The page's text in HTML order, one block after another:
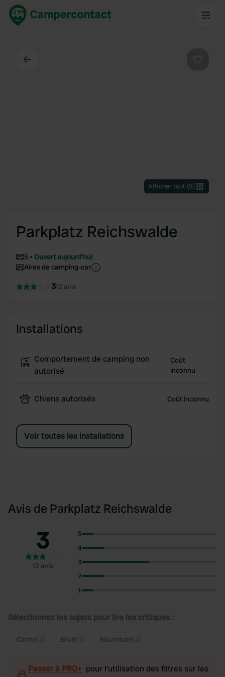
Afficher tout(5)
Parkplatz Reichswalde
5
Ouvert aujourd'hui
Aires de camping-car
312 avis
Installations
Comportement de camping non
autorisé
Coût
inconnu
Chiens autorisés Coût inconnu
Voir toutes les installations
Avis de Parkplatz Reichswalde
3
12 avis
5
4
3
2
1
Sélectionnez les sujets pour lire les critiques :
Calme Bruit Nourriture
Passer à PRO+ pour l'utilisation des filtres sur les